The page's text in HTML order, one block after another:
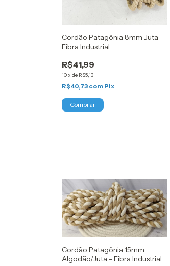
Cordão Patagônia 8mm Juta -
Fibra Industrial
R$41,99
10xde R$5,13
R$40,73 com Pix
Cordão Patagônia 15mm
Algodão/Juta - Fibra Industrial